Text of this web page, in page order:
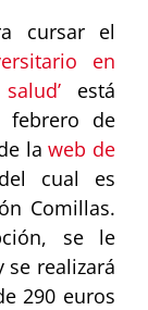
cursar el
en
está
de
laweb de
cual es
Comillas.
se le
realizará
290 euros